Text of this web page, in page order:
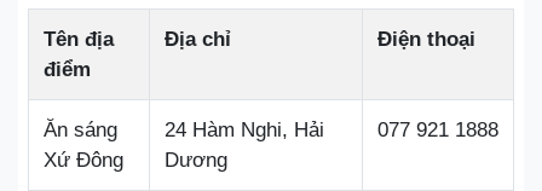
Tên địa
điểm
Địa chỉ Điện thoại
Ăn sáng
Xứ Đông
24 Hàm Nghi, Hải
Dương
077 921 1888